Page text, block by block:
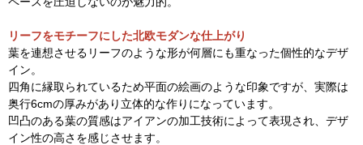
リーフをモチーフにした北欧モダンな仕上がり
葉を連想させるリーフのような形が何層にも重なった個性的なデザ
イン。
四角に縁取られているため平面の絵画のような印象ですが、実際は
奥行6cmの厚みがあり立体的な作りになっています。
凹凸のある葉の質感はアイアンの加工技術によって表現され、デザ
イン性の高さを感じさせます。